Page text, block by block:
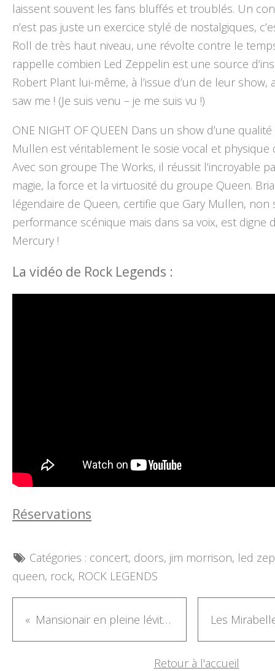
laissent souvent les fans bluffés et troublés. Un
n’est pas juste un exercice stylé de nostalgiques,
Roll de très haut niveau, une révolte contre le
rappelle combien Led Zeppelin est une source
Robert Plant lui-même, à l’issue d’un de leur show,
saw me ! (Je suis venu – je me suis vu !)
ONE NIGHT OF QUEEN Dans un show d’une
Mullen est véritablement le sosie vocal et physique
Avec son groupe The Works, il réussit l’incroyable
magie, la force et la virtuosité du groupe Queen.
légendaire de Queen, certifie que Gary Mullen, non
performance scénique mais dans sa voix, est digne
Mercury !
La vidéo de Rock Legends :
Réservations
Catégories : concert, doors, jim morrison, led
queen, rock, ROCK LEGENDS
Mansionair en pleine lévitation avec Falling
Retour à l'accueil